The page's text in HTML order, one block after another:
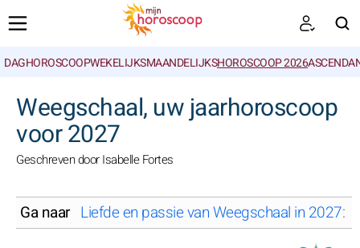
DAGHOROSCOOPWEKELIJKSMAANDELIJKSHOROSCOOP 2026
Weegschaal, uw jaarhoroscoop
voor 2027
Geschreven door Isabelle Fortes
Ga naar Liefde en passie van Weegschaal in 2027: